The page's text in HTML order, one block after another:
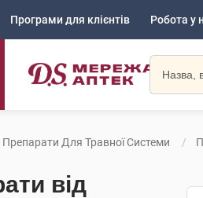
Програми для клієнтів Робота у
Препарати Для Травної Системи
від